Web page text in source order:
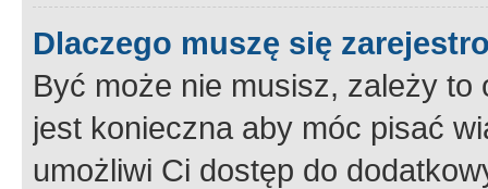
Dlaczego muszę się
Być może nie musisz, zależy
jest konieczna aby móc pisać
umożliwi Ci dostęp do